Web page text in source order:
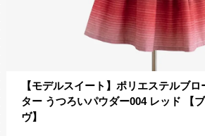
【モデルスイート】ポリエステルブ
ター うつろいパウダー004 レッド 【
ヴ】